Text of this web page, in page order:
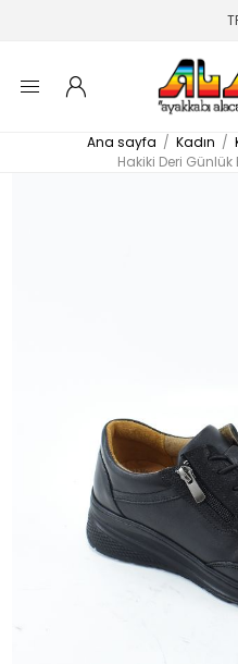
Ana sayfa / Kadın /
Hakiki Deri